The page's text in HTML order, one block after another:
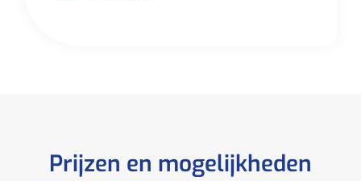
Prijzen en mogelijkheden